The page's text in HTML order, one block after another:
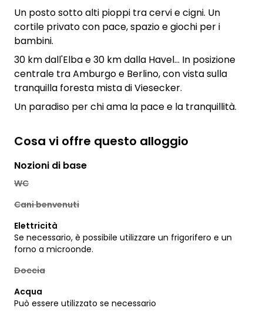
Un posto sotto alti pioppi tra cervi e cigni. Un
cortile privato con pace, spazio e giochi per i
bambini.
30 km dall'Elba e 30 km dalla Havel... In posizione
centrale tra Amburgo e Berlino, con vista sulla
tranquilla foresta mista di Viesecker.
Un paradiso per chi ama la pace e la tranquillità.
Cosa vi offre questo alloggio
Nozioni di base
WC
Cani benvenuti
Elettricità
Se necessario, è possibile utilizzare un frigorifero e un
forno a microonde.
Doccia
Acqua
Può essere utilizzato se necessario